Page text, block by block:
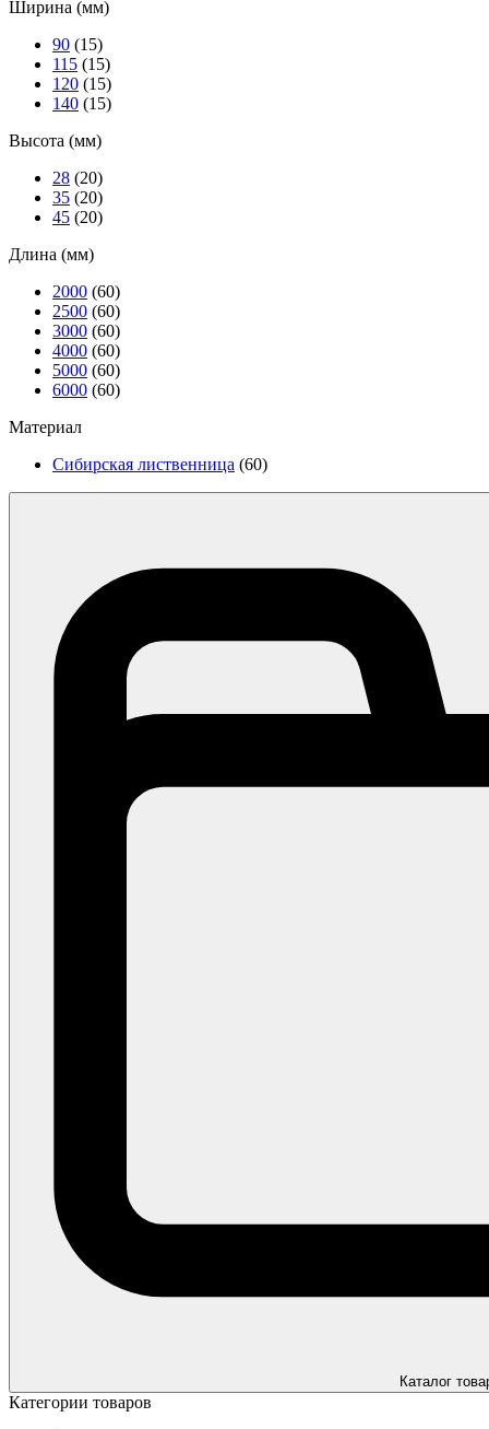
Ширина (мм)
90 (15)
115 (15)
120 (15)
140 (15)
Высота (мм)
28 (20)
35 (20)
45 (20)
Длина (мм)
2000 (60)
2500 (60)
3000 (60)
4000 (60)
5000 (60)
6000 (60)
Материал
Сибирская лиственница (60)
Каталог
Категории товаров